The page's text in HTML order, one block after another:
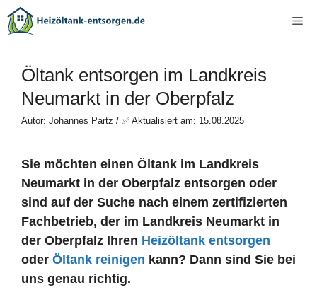
Zum
Inhalt
Öltank entsorgen im Landkreis
Neumarkt in der Oberpfalz
Autor: Johannes Partz / ✅ Aktualisiert am: 15.08.2025
Sie möchten einen Öltank im Landkreis
Neumarkt in der Oberpfalz entsorgen oder
sind auf der Suche nach einem zertifizierten
Fachbetrieb, der im Landkreis Neumarkt in
der Oberpfalz Ihren Heizöltank entsorgen
oder Öltank reinigen kann? Dann sind Sie bei
uns genau richtig.